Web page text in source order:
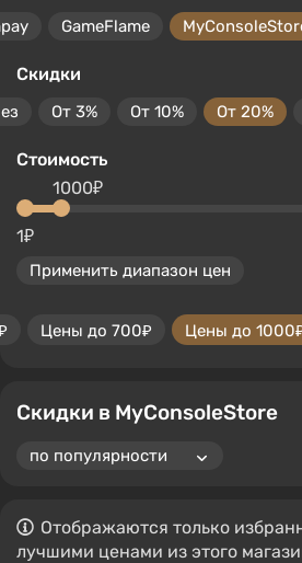
GameFlame
Скидки
От 3% От 10% От 20%
Стоимость
1₽
1000₽
Применить диапазон цен
Цены до 700₽ Цены до
Скидки в MyConsoleStore
Отображаются только
лучшими ценами из этого